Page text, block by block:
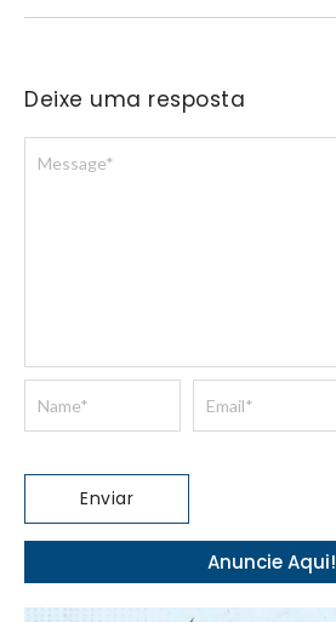
Deixe uma resposta
Anuncie Aqui!